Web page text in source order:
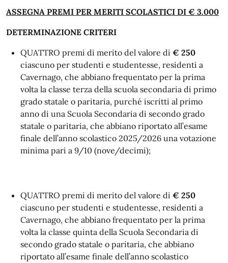
ASSEGNA PREMI PER MERITI SCOLASTICI DI € 3.000
DETERMINAZIONE CRITERI
QUATTRO premi di merito del valore di € 250
ciascuno per studenti e studentesse, residenti a
Cavernago, che abbiano frequentato per la prima
volta la classe terza della scuola secondaria di primo
grado statale o paritaria, purché iscritti al primo
anno di una Scuola Secondaria di secondo grado
statale o paritaria, che abbiano riportato all’esame
finale dell’anno scolastico 2025/2026 una votazione
minima pari a 9/10 (nove/decimi);
QUATTRO premi di merito del valore di € 250
ciascuno per studenti e studentesse, residenti a
Cavernago, che abbiano frequentato per la prima
volta la classe quinta della Scuola Secondaria di
secondo grado statale o paritaria, che abbiano
riportato all’esame finale dell’anno scolastico